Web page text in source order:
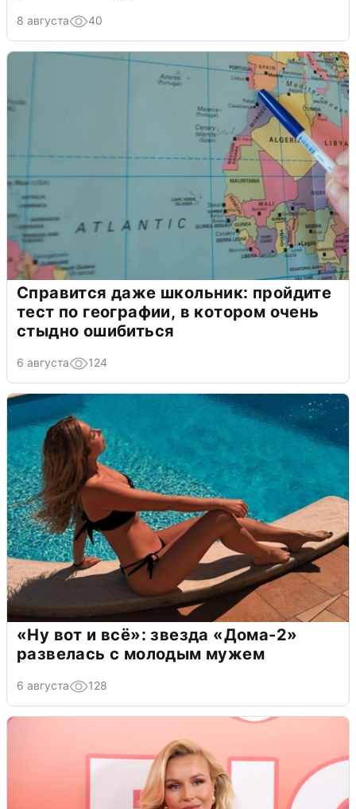
8 августа 40
Справится даже школьник: пройдите
тест по географии, в котором очень
стыдно ошибиться
6 августа 124
«Ну вот и всё»: звезда «Дома-2»
развелась с молодым мужем
6 августа 128